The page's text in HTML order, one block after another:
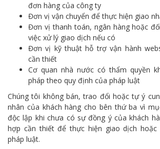
đơn hàng của công ty
Đơn vị vận chuyển để thực hiện giao
Đơn vị thanh toán, ngân hàng hoặc
việc xử lý giao dịch nếu có
Đơn vị kỹ thuật hỗ trợ vận hành
cần thiết
Cơ quan nhà nước có thẩm quyền
pháp theo quy định của pháp luật
Chúng tôi không bán, trao đổi hoặc tự ý
nhân của khách hàng cho bên thứ ba vì
độc lập khi chưa có sự đồng ý của khách
hợp cần thiết để thực hiện giao dịch hoặc
pháp luật.